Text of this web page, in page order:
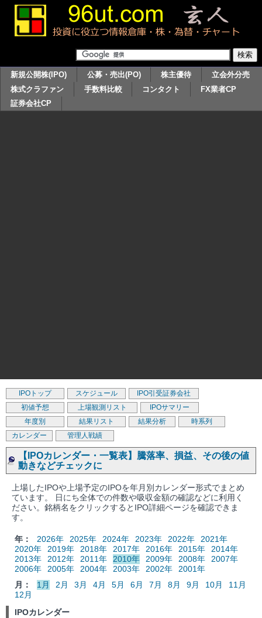
新規公開株(IPO) 公募・売出(PO) 株主優待
立会外分売
株式クラファン
手数料比較 コンタクト
FX業者CP
証券会社CP
IPOトップ スケジュール
IPO引受証券会社
初値予想
上場観測リスト
IPOサマリー
年度別
結果リスト 結果分析
時系列
カレンダー
管理人戦績
【IPOカレンダー・一覧表】騰落率、損益、その後の値
動きなどチェックに
上場したIPOや上場予定のIPOを年月別カレンダー形式でまとめ
ています。 日にち全体での件数や吸収金額の確認などに利用く
ださい。銘柄名をクリックするとIPO詳細ページを確認できま
す。
年： 2026年 2025年 2024年 2023年 2022年
2021年
2020年
2019年 2018年 2017年 2016年 2015年
2014年
2013年
2012年 2011年 2010年 2009年 2008年
2007年
2006年
2005年 2004年 2003年 2002年
2001年
月：
1月 2月 3月 4月 5月 6月 7月 8月 9月 10月
11月
12月
IPOカレンダー